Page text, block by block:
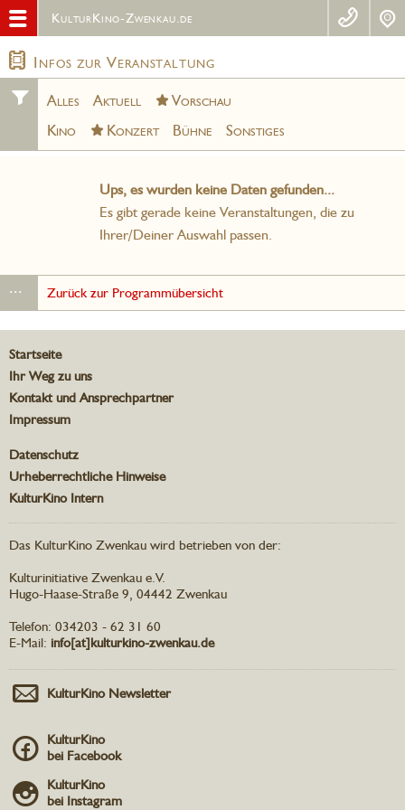
KulturKino-Zwenkau.de
Infos zur Veranstaltung
Alles Aktuell
Vorschau
Kino
Konzert Bühne Sonstiges
Ups, es wurden keine Daten gefunden...
Es gibt gerade keine Veranstaltungen, die zu
Ihrer/Deiner Auswahl passen.
... Zurück zur Programmübersicht
Startseite
Ihr Weg zu uns
Kontakt und Ansprechpartner
Impressum
Datenschutz
Urheberrechtliche Hinweise
KulturKino Intern
Das KulturKino Zwenkau wird betrieben von der:
Kulturinitiative Zwenkau e.V.
Hugo-Haase-Straße 9, 04442 Zwenkau
Telefon: 034203 - 62 31 60
E-Mail: info[at]kulturkino-zwenkau.de
KulturKino Newsletter
KulturKino
bei Facebook
KulturKino
bei Instagram